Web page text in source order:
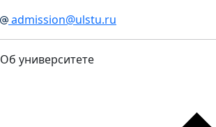
admission@ulstu.ru
Об университете